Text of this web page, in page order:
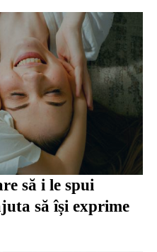
să i le spui
să își exprime